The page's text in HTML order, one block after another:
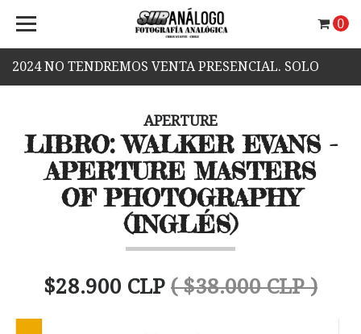
2024 NO TENDREMOS VENTA PRESENCIAL. SOLO
0
APERTURE
LIBRO: WALKER EVANS -
APERTURE MASTERS
OF PHOTOGRAPHY
(INGLÉS)
$28.900 CLP ( $38.000 CLP )